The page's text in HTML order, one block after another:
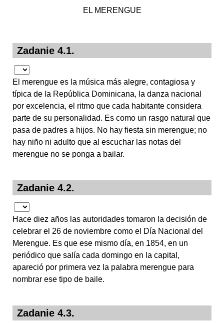
EL MERENGUE
Zadanie 4.1.
El merengue es la música más alegre, contagiosa y
típica de la República Dominicana, la danza nacional
por excelencia, el ritmo que cada habitante considera
parte de su personalidad. Es como un rasgo natural que
pasa de padres a hijos. No hay fiesta sin merengue; no
hay niño ni adulto que al escuchar las notas del
merengue no se ponga a bailar.
Zadanie 4.2.
Hace diez años las autoridades tomaron la decisión de
celebrar el 26 de noviembre como el Día Nacional del
Merengue. Es que ese mismo día, en 1854, en un
periódico que salía cada domingo en la capital,
apareció por primera vez la palabra merengue para
nombrar ese tipo de baile.
Zadanie 4.3.